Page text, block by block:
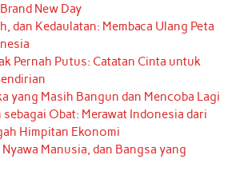
New Day
dan Kedaulatan: Membaca Ulang Peta
Pernah Putus: Catatan Cinta untuk
yang Masih Bangun dan Mencoba Lagi
sebagai Obat: Merawat Indonesia dari
Himpitan Ekonomi
Manusia, dan Bangsa yang